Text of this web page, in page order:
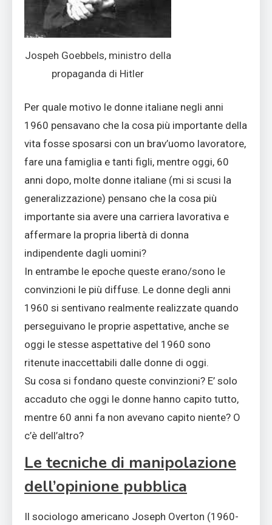
Jospeh Goebbels, ministro della
propaganda di Hitler
Per quale motivo le donne italiane negli anni
1960 pensavano che la cosa più importante della
vita fosse sposarsi con un brav’uomo lavoratore,
fare una famiglia e tanti figli, mentre oggi, 60
anni dopo, molte donne italiane (mi si scusi la
generalizzazione) pensano che la cosa più
importante sia avere una carriera lavorativa e
affermare la propria libertà di donna
indipendente dagli uomini?
In entrambe le epoche queste erano/sono le
convinzioni le più diffuse. Le donne degli anni
1960 si sentivano realmente realizzate quando
perseguivano le proprie aspettative, anche se
oggi le stesse aspettative del 1960 sono
ritenute inaccettabili dalle donne di oggi.
Su cosa si fondano queste convinzioni? E’ solo
accaduto che oggi le donne hanno capito tutto,
mentre 60 anni fa non avevano capito niente? O
c’è dell’altro?
Le tecniche di manipolazione
dell’opinione pubblica
Il sociologo americano Joseph Overton (1960-